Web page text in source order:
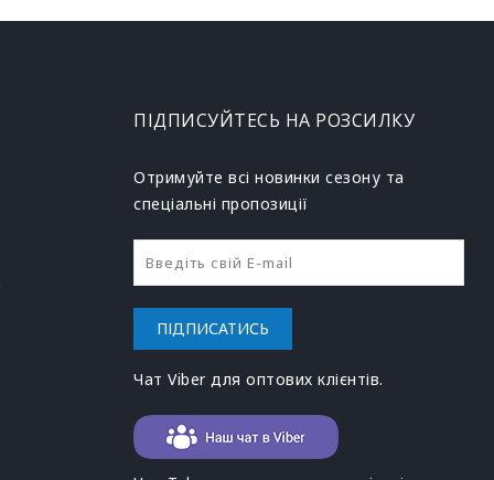
ПІДПИСУЙТЕСЬ НА РОЗСИЛКУ
Отримуйте всі новинки сезону та
спеціальні пропозиції
ПІДПИСАТИСЬ
Чат Viber для оптових клієнтів.